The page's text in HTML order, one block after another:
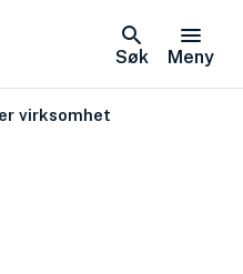
Søk Meny
virksomhet